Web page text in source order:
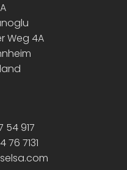
Weg 4A
54 917
76 7131